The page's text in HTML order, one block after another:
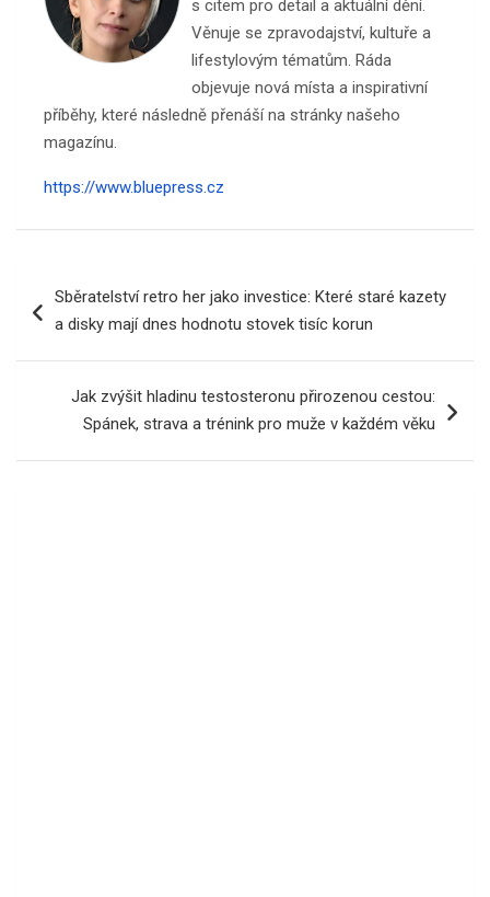
s citem pro detail a aktuální dění.
Věnuje se zpravodajství, kultuře a
lifestylovým tématům. Ráda
objevuje nová místa a inspirativní
příběhy, které následně přenáší na stránky našeho
magazínu.
https://www.bluepress.cz
proSběratelství retro her jako investice: Které staré kazety
a disky mají dnes hodnotu stovek tisíc korun
Jak zvýšit hladinu testosteronu přirozenou cestou:
Spánek, strava a trénink pro muže v každém věku